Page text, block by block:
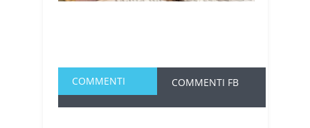
COMMENTI COMMENTI FB